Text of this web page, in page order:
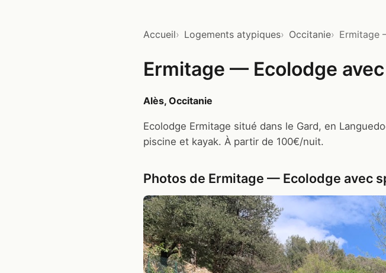
Accueil Logements atypiques Occitanie Ermitage
Ermitage — Ecolodge
Alès, Occitanie
Ecolodge Ermitage situé dans le Gard, en
piscine et kayak. À partir de 100€/nuit.
Photos de Ermitage — Ecolodge avec